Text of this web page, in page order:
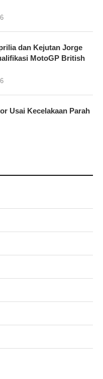
dan Kejutan Jorge
MotoGP British
Usai Kecelakaan Parah